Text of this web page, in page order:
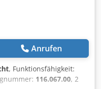
Anrufen
, Funktionsfähigkeit:
116.067.00, 2